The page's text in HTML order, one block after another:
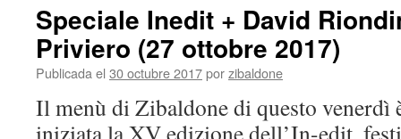
Speciale Inedit + David
Priviero (27 ottobre 2017)
Publicada el 30 octubre 2017porzibaldone
Il menù di Zibaldone di questo venerdì
iniziata la XV edizione dell’In-edit,